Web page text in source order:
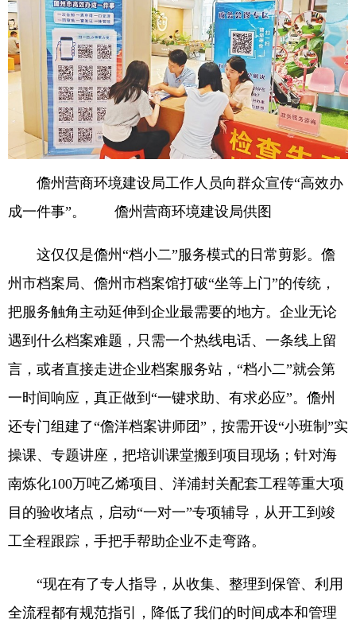
儋州营商环境建设局工作人员向群众宣传“高效办
成一件事”。 儋州营商环境建设局供图
这仅仅是儋州“档小二”服务模式的日常剪影。儋
州市档案局、儋州市档案馆打破“坐等上门”的传统，
把服务触角主动延伸到企业最需要的地方。企业无论
遇到什么档案难题，只需一个热线电话、一条线上留
言，或者直接走进企业档案服务站，“档小二”就会第
一时间响应，真正做到“一键求助、有求必应”。儋州
还专门组建了“儋洋档案讲师团”，按需开设“小班制”实
操课、专题讲座，把培训课堂搬到项目现场；针对海
南炼化100万吨乙烯项目、洋浦封关配套工程等重大项
目的验收堵点，启动“一对一”专项辅导，从开工到竣
工全程跟踪，手把手帮助企业不走弯路。
“现在有了专人指导，从收集、整理到保管、利用
全流程都有规范指引，降低了我们的时间成本和管理